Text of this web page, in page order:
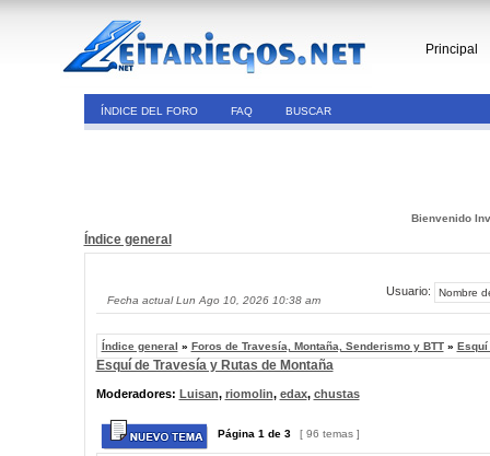
Principal
ÍNDICE DEL FORO FAQ BUSCAR
Bienvenido
Índice general
Fecha actual Lun Ago 10, 2026 10:38 am
Usuario:
Índice general » Foros de Travesía, Montaña, Senderismo y BTT» Esquí
Esquí de Travesía y Rutas de Montaña
Moderadores: Luisan, riomolin, edax, chustas
Página 1 de 3 [ 96 temas ]